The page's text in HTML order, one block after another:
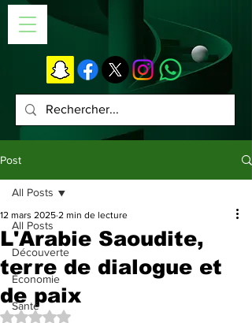
Post
All Posts
Découverte
Économie
Santé
All Posts
L'Arabie Saoudite,
terre de dialogue et
de paix
12 mars 2025 2 min de lecture
Noté NaN étoiles sur 5.